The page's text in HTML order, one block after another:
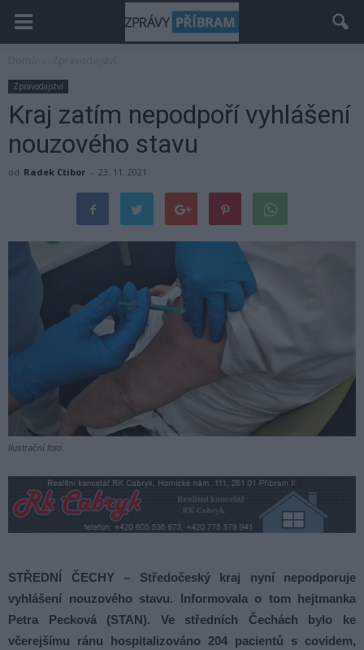
Zpravodajství
Kraj zatím nepodpoří vyhlášení
nouzového stavu
od Radek Ctibor - 23. 11. 2021
Ilustrační foto.
STŘEDNÍ ČECHY – Středočeský kraj nyní nepodporuje
vyhlášení nouzového stavu. Informovala o tom hejtmanka
Petra Pecková (STAN). Ve středních Čechách bylo ke
včerejšímu ránu hospitalizováno 204 pacientů s covidem,